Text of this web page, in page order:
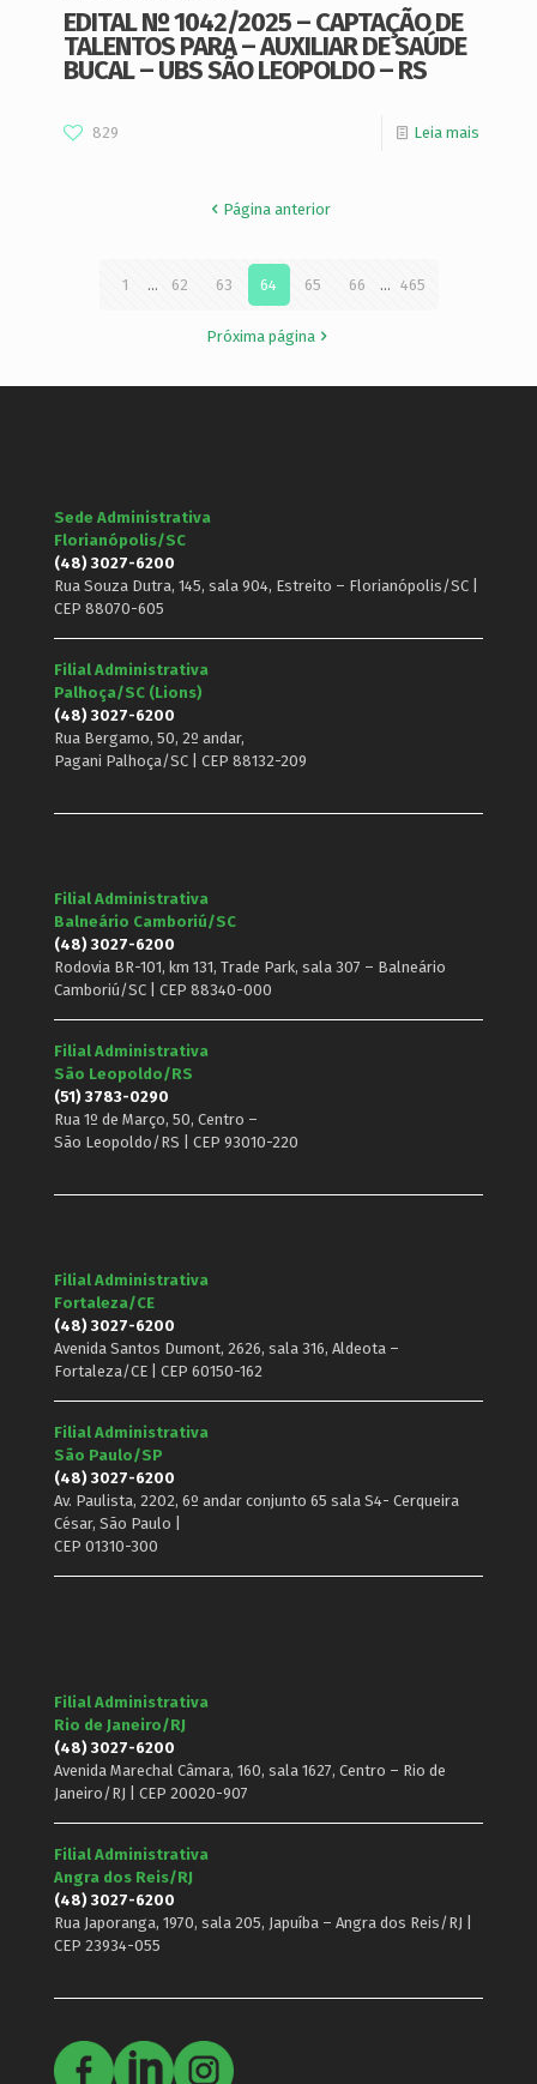
EDITAL Nº 1042/2025 – CAPTAÇÃO DE
TALENTOS PARA – AUXILIAR DE SAÚDE
BUCAL – UBS SÃO LEOPOLDO – RS
829 Leia mais
Página anterior
1 ... 62 63 64 65 66 ... 465
Próxima página
Sede Administrativa
Florianópolis/SC
(48) 3027-6200
Rua Souza Dutra, 145, sala 904, Estreito – Florianópolis/SC |
CEP 88070-605
Filial Administrativa
Palhoça/SC (Lions)
(48) 3027-6200
Rua Bergamo, 50, 2º andar,
Pagani Palhoça/SC | CEP 88132-209
Filial Administrativa
Balneário Camboriú/SC
(48) 3027-6200
Rodovia BR-101, km 131, Trade Park, sala 307 – Balneário
Camboriú/SC | CEP 88340-000
Filial Administrativa
São Leopoldo/RS
(51) 3783-0290
Rua 1º de Março, 50, Centro –
São Leopoldo/RS | CEP 93010-220
Filial Administrativa
Fortaleza/CE
(48) 3027-6200
Avenida Santos Dumont, 2626, sala 316, Aldeota –
Fortaleza/CE | CEP 60150-162
Filial Administrativa
São Paulo/SP
(48) 3027-6200
Av. Paulista, 2202, 6º andar conjunto 65 sala S4- Cerqueira
César, São Paulo |
CEP 01310-300
Filial Administrativa
Rio de Janeiro/RJ
(48) 3027-6200
Avenida Marechal Câmara, 160, sala 1627, Centro – Rio de
Janeiro/RJ | CEP 20020-907
Filial Administrativa
Angra dos Reis/RJ
(48) 3027-6200
Rua Japoranga, 1970, sala 205, Japuíba – Angra dos Reis/RJ |
CEP 23934-055